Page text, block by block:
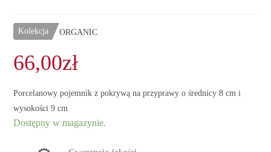
Kolekcja ORGANIC
66,00zł
Porcelanowy pojemnik z pokrywą na przyprawy o średnicy 8 cm i
wysokości 9 cm
Dostępny w magazynie.